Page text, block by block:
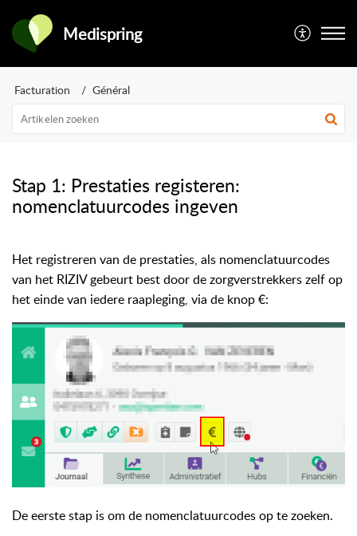
Medispring
Facturation Général
Stap 1: Prestaties registeren:
nomenclatuurcodes ingeven
Het registreren van de prestaties, als nomenclatuurcodes
van het RIZIV gebeurt best door de zorgverstrekkers zelf op
het einde van iedere raapleging, via de knop €:
De eerste stap is om de nomenclatuurcodes op te zoeken.